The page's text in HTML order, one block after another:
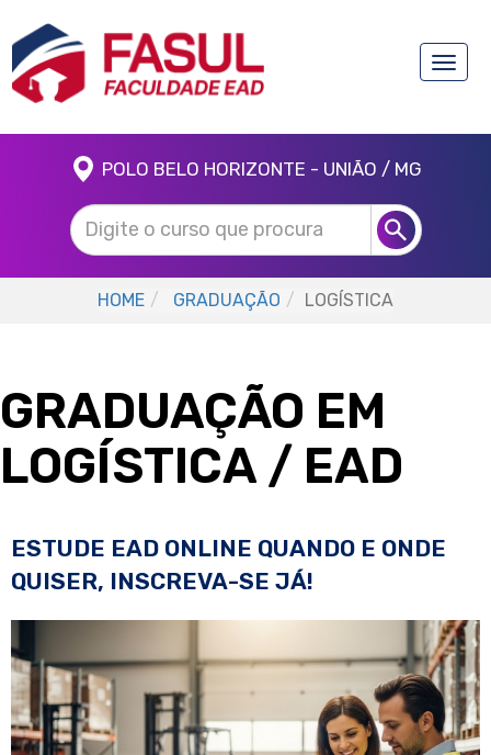
Toggle
POLO BELO HORIZONTE - UNIÃO / MG
HOME GRADUAÇÃO LOGÍSTICA
GRADUAÇÃO EM
LOGÍSTICA / EAD
ESTUDE EAD ONLINE QUANDO E ONDE
QUISER, INSCREVA-SE JÁ!